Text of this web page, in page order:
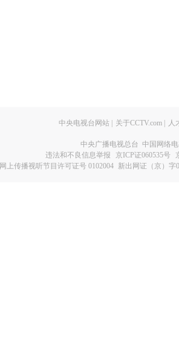
中央电视台网站 关于CCTV.com 人
中央广播电视总台 中国网络
违法和不良信息举报
京ICP证060535号
网上传播视听节目许可证号 0102004 新出网证（京）